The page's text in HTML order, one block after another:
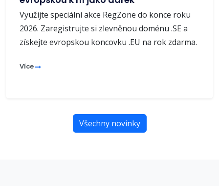
Využijte speciální akce RegZone do konce roku
2026. Zaregistrujte si zlevněnou doménu .SE a
získejte evropskou koncovku .EU na rok zdarma.
Více
Všechny novinky